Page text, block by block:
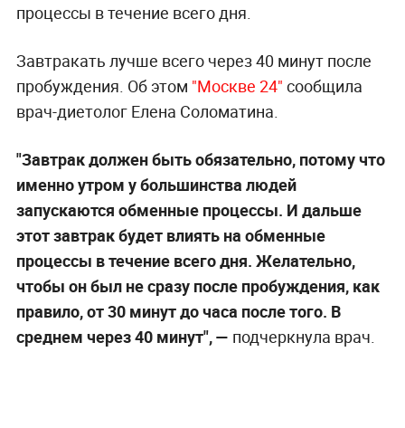
процессы в течение всего дня.
Завтракать лучше всего через 40 минут после
пробуждения. Об этом "Москве 24" сообщила
врач-диетолог Елена Соломатина.
"Завтрак должен быть обязательно, потому что
именно утром у большинства людей
запускаются обменные процессы. И дальше
этот завтрак будет влиять на обменные
процессы в течение всего дня. Желательно,
чтобы он был не сразу после пробуждения, как
правило, от 30 минут до часа после того. В
среднем через 40 минут", — подчеркнула врач.